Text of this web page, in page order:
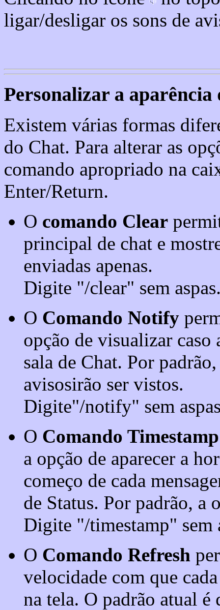
ligar/desligar os sons de
Personalizar a aparência
Existem várias formas
do Chat. Para alterar as
comando apropriado na
Enter/Return.
O comando Clear
principal de chat e
enviadas apenas.
Digite "/clear" sem
O Comando Notify
opção de visualizar caso
sala de Chat. Por
avisosirão ser vistos.
Digite"/notify" sem
O Comando Timestamp
a opção de aparecer a
começo de cada
de Status. Por padrão, a
Digite "/timestamp" sem
O Comando Refresh
velocidade com que
na tela. O padrão atual é